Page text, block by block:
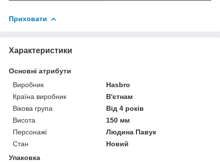
Приховати
Характеристики
Основні атрибути
Виробник
Hasbro
Країна виробник
В'єтнам
Вікова група
Від 4 років
Висота
150 мм
Персонажі
Людина Павук
Стан
Новий
Упаковка